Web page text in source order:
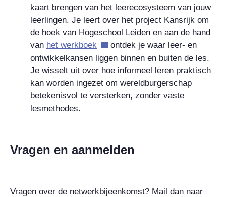
kaart brengen van het leerecosysteem van jouw
leerlingen. Je leert over het project Kansrijk om
de hoek van Hogeschool Leiden en aan de hand
van het werkboek
ontdek je waar leer- en
ontwikkelkansen liggen binnen en buiten de les.
Je wisselt uit over hoe informeel leren praktisch
kan worden ingezet om wereldburgerschap
betekenisvol te versterken, zonder vaste
lesmethodes.
Vragen en aanmelden
Vragen over de netwerkbijeenkomst? Mail dan naar